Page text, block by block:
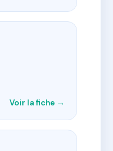
Voir la fiche →